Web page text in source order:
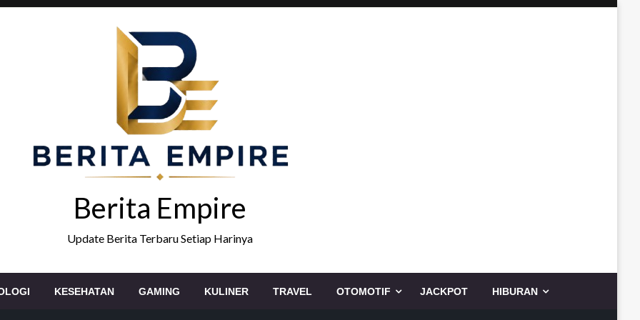
Berita Empire
Update Berita Terbaru Setiap Harinya
KESEHATAN GAMING KULINER TRAVEL OTOMOTIF JACKPOT HIBURAN